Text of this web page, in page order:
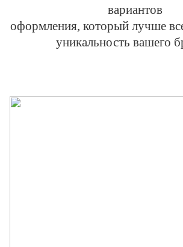
вариантов
оформления, который лучше
уникальность вашего